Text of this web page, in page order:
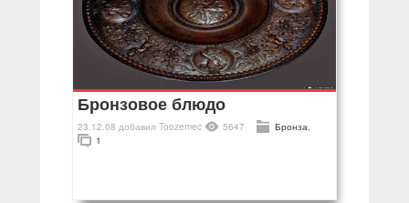
Бронзовое блюдо
23.12.08 добавил Toozemec 5647
Бронза.
1